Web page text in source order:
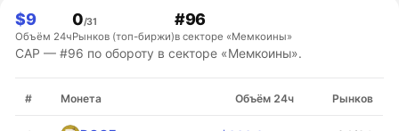
$9
Объём 24ч
0/31
Рынков (топ-биржи)
#96
в секторе «Мемкоины»
CAP — #96 по обороту в секторе «Мемкоины».
# Монета Объём 24ч Рынков